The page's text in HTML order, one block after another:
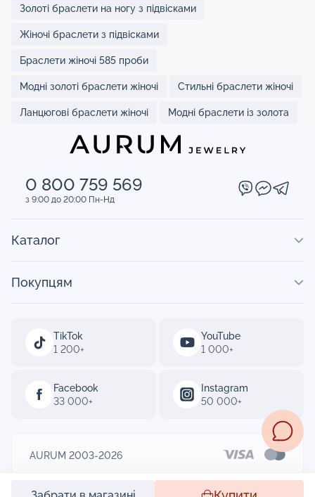
Золоті браслети на ногу з підвісками
Жіночі браслети з підвісками
Браслети жіночі 585 проби
Модні золоті браслети жіночі Стильні браслети жіночі
Ланцюгові браслети жіночі Модні браслети із золота
0 800 759 569
з 9:00 до 20:00 Пн-Нд
TikTok
1 200+
YouTube
1 000+
Facebook
33 000+
Instagram
50 000+
Каталог
Покупцям
AURUM 2003-2026